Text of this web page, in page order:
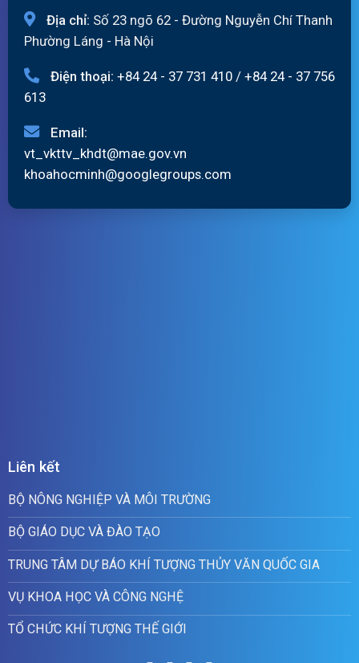
Địa chỉ: Số 23 ngõ 62 - Đường Nguyễn Chí Thanh
Phường Láng - Hà Nội
Điện thoại: +84 24 - 37 731 410 / +84 24 - 37 756
613
Email:
vt_vkttv_khdt@mae.gov.vn
khoahocminh@googlegroups.com
Liên kết
BỘ NÔNG NGHIỆP VÀ MÔI TRƯỜNG
BỘ GIÁO DỤC VÀ ĐÀO TẠO
TRUNG TÂM DỰ BÁO KHÍ TƯỢNG THỦY VĂN QUỐC GIA
VỤ KHOA HỌC VÀ CÔNG NGHỆ
TỔ CHỨC KHÍ TƯỢNG THẾ GIỚI